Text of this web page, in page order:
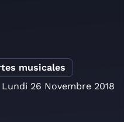
musicales
Lundi 26 Novembre 2018